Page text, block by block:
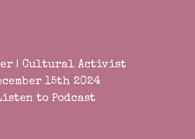
| Cultural Activist
15th 2024
to Podcast